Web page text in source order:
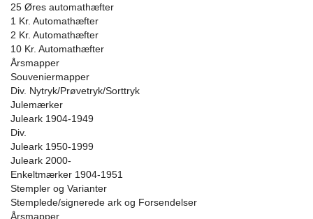
25 Øres automathæfter
1 Kr. Automathæfter
2 Kr. Automathæfter
10 Kr. Automathæfter
Årsmapper
Souveniermapper
Div. Nytryk/Prøvetryk/Sorttryk
Julemærker
Juleark 1904-1949
Div.
Juleark 1950-1999
Juleark 2000-
Enkeltmærker 1904-1951
Stempler og Varianter
Stemplede/signerede ark og Forsendelser
Årsmapper